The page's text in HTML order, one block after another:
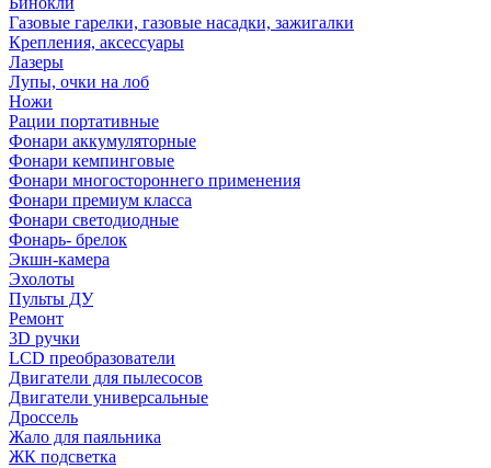
Газовые гарелки, газовые насадки, зажигалки
Крепления, аксессуары
Лазеры
Лупы, очки на лоб
Ножи
Рации портативные
Фонари аккумуляторные
Фонари кемпинговые
Фонари многостороннего применения
Фонари премиум класса
Фонари светодиодные
Фонарь- брелок
Экшн-камера
Эхолоты
Пульты ДУ
Ремонт
3D ручки
LCD преобразователи
Двигатели для пылесосов
Двигатели универсальные
Дроссель
Жало для паяльника
ЖК подсветка